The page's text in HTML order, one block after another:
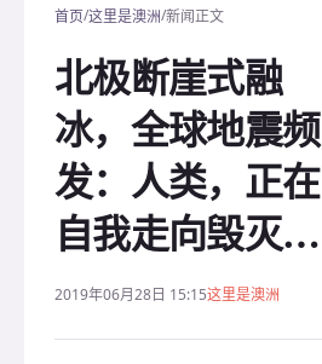
首页/这里是澳洲/新闻正文
北极断崖式融
冰，全球地震频
发：人类，正在
自我走向毁灭…
2019年06月28日 15:15这里是澳洲